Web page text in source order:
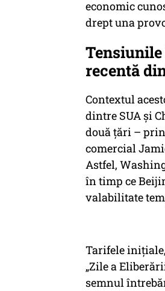
economic
drept una
recentă
Contextul
dintre SUA și
două țări –
comercial
Astfel,
în timp ce
valabilitate
Tarifele
„Zile a
semnul